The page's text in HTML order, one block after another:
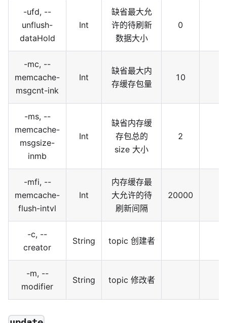
-ufd, --
unflush-
dataHold
Int
缺省最大允
许的待刷新
数据大小
0
-mc, --
memcache-
msgcnt-ink
Int
缺省最大内
存缓存包量
10
-ms, --
memcache-
msgsize-
inmb
Int
缺省内存缓
存包总的
size 大小
2
-mfi, --
memcache-
flush-intvl
Int
内存缓存最
大允许的待
刷新间隔
20000
-c, --
creator
String topic 创建者
-m, --
modifier
String topic 修改者